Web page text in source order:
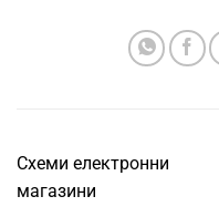
Схеми електронни
магазини